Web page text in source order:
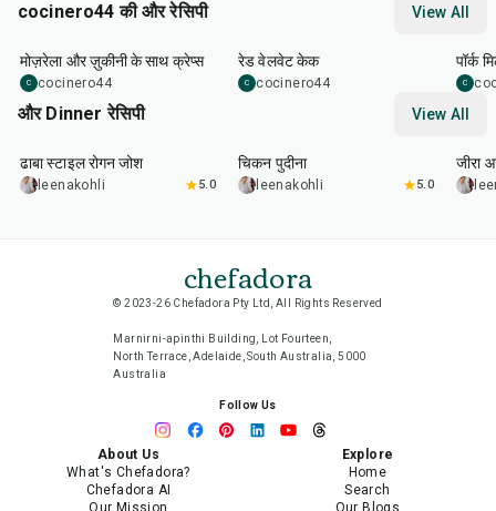
cocinero44 की और रेसिपी View All
मोज़रेला और ज़ुकीनी के साथ क्रेप्स
C cocinero44
रेड वेलवेट केक
C cocinero44
पॉर्क
C
और Dinner रेसिपी View All
1
ढाबा स्टाइल रोगन जोश
leenakohli 5.0
चिकन पुदीना
leenakohli 5.0
जीरा
chefadora
© 2023-26 Chefadora Pty Ltd, All Rights Reserved
Marnirni-apinthi Building, Lot Fourteen,
North Terrace, Adelaide, South Australia, 5000
Australia
Follow Us
About Us
What's Chefadora?
Chefadora AI
Our Mission
Explore
Home
Search
Our Blogs